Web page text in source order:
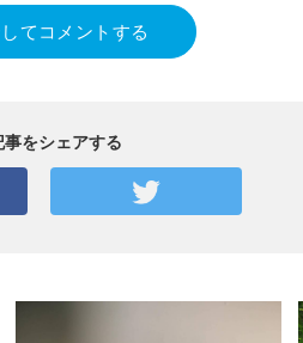
てコメントする
事をシェアする